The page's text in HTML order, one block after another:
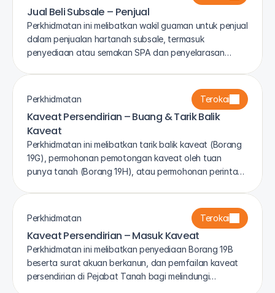
Jual Beli Subsale – Penjual
Perkhidmatan ini melibatkan wakil guaman untuk penjual
dalam penjualan hartanah subsale, termasuk
penyediaan atau semakan SPA dan penyelarasan
Perkhidmatan Terokai
Kaveat Persendirian – Buang & Tarik Balik
Kaveat
Perkhidmatan ini melibatkan tarik balik kaveat (Borang
19G), permohonan pemotongan kaveat oleh tuan
punya tanah (Borang 19H), atau permohonan perintah
bawah Seksyen 329 Kanun Tanah Negara.
Perkhidmatan Terokai
Kaveat Persendirian – Masuk Kaveat
Perkhidmatan ini melibatkan penyediaan Borang 19B
beserta surat akuan berkanun, dan pemfailan kaveat
persendirian di Pejabat Tanah bagi melindungi